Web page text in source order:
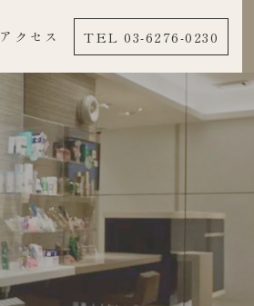
アクセス TEL 03-6276-0230